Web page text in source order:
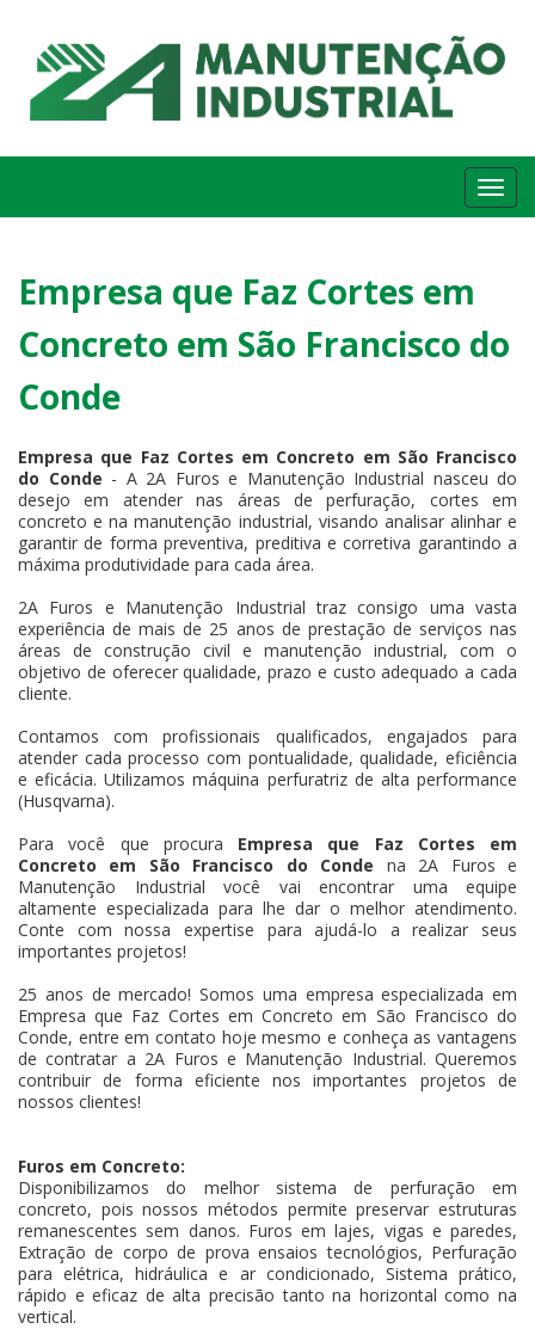
Empresa que Faz Cortes em
Concreto em São Francisco do
Conde
Empresa que Faz Cortes em Concreto em São Francisco
do Conde - A 2A Furos e Manutenção Industrial nasceu do
desejo em atender nas áreas de perfuração, cortes em
concreto e na manutenção industrial, visando analisar alinhar e
garantir de forma preventiva, preditiva e corretiva garantindo a
máxima produtividade para cada área.
2A Furos e Manutenção Industrial traz consigo uma vasta
experiência de mais de 25 anos de prestação de serviços nas
áreas de construção civil e manutenção industrial, com o
objetivo de oferecer qualidade, prazo e custo adequado a cada
cliente.
Contamos com profissionais qualificados, engajados para
atender cada processo com pontualidade, qualidade, eficiência
e eficácia. Utilizamos máquina perfuratriz de alta performance
(Husqvarna).
Para você que procura Empresa que Faz Cortes em
Concreto em São Francisco do Conde na 2A Furos e
Manutenção Industrial você vai encontrar uma equipe
altamente especializada para lhe dar o melhor atendimento.
Conte com nossa expertise para ajudá-lo a realizar seus
importantes projetos!
25 anos de mercado! Somos uma empresa especializada em
Empresa que Faz Cortes em Concreto em São Francisco do
Conde, entre em contato hoje mesmo e conheça as vantagens
de contratar a 2A Furos e Manutenção Industrial. Queremos
contribuir de forma eficiente nos importantes projetos de
nossos clientes!
Furos em Concreto:
Disponibilizamos do melhor sistema de perfuração em
concreto, pois nossos métodos permite preservar estruturas
remanescentes sem danos. Furos em lajes, vigas e paredes,
Extração de corpo de prova ensaios tecnológios, Perfuração
para elétrica, hidráulica e ar condicionado, Sistema prático,
rápido e eficaz de alta precisão tanto na horizontal como na
vertical.